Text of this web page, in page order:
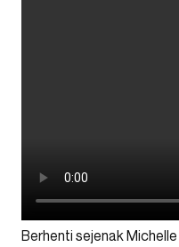
Berhenti sejenak